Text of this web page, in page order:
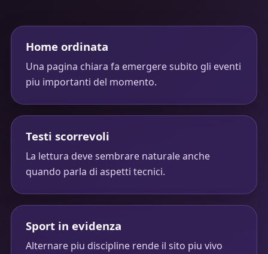
Home ordinata
Una pagina chiara fa emergere subito gli eventi
piu importanti del momento.
Testi scorrevoli
La lettura deve sembrare naturale anche
quando parla di aspetti tecnici.
Sport in evidenza
Alternare piu discipline rende il sito piu vivo